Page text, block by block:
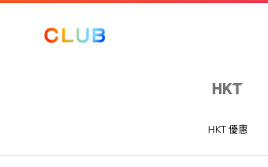
HKT 優惠